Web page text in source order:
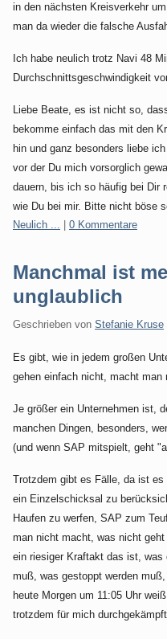
in den nächsten Kreisverkehr
man da wieder die falsche
Ich habe neulich trotz Navi 48
Durchschnittsgeschwindigkeit
Liebe Beate, es ist nicht so,
bekomme einfach das mit den
hin und ganz besonders liebe
vor der Du mich vorsorglich
dauern, bis ich so häufig bei Dir
wie Du bei mir. Bitte nicht böse
Kategorien:
Neulich ... 0 Kommentare
Manchmal ist
unglaublich
Geschrieben von Stefanie Kruse
Es gibt, wie in jedem großen
gehen einfach nicht, macht man
Je größer ein Unternehmen ist,
manchen Dingen, besonders,
(und wenn SAP mitspielt, geht
Trotzdem gibt es Fälle, da ist es
ein Einzelschicksal zu
Haufen zu werfen, SAP zum
man nicht macht, was nicht
ein riesiger Kraftakt das ist, was
muß, was gestoppt werden
heute Morgen um 11:05 Uhr
trotzdem für mich durchgekämpft